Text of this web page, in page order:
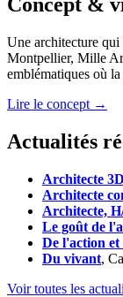
Concept &
Une architecture
Montpellier, Mille
emblématiques où
Lire le concept →
Actualités
Architecte
Architecte
Architecte,
Le goût de
De l'action et
Du vivant,
Voir toutes les